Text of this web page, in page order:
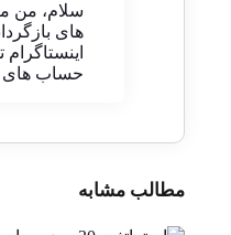
سلام، من
های
حساب های
مطالب مشابه